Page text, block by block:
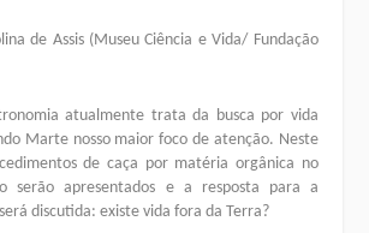
de Assis (Museu Ciência e Vida/ Fundação
atualmente trata da busca por vida
Marte nosso maior foco de atenção. Neste
de caça por matéria orgânica no
serão apresentados e a resposta para a
discutida: existe vida fora da Terra?